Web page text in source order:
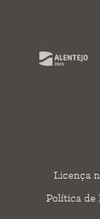
Licença
Política de